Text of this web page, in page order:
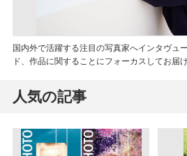
国内外で活躍する注目の写真家へインタヴュ
ド、作品に関することにフォーカスしてお届け
人気の記事